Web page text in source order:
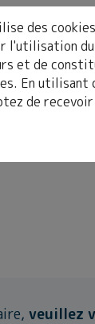
veuillez
des
l'utilisation
et de
En utilisant
de